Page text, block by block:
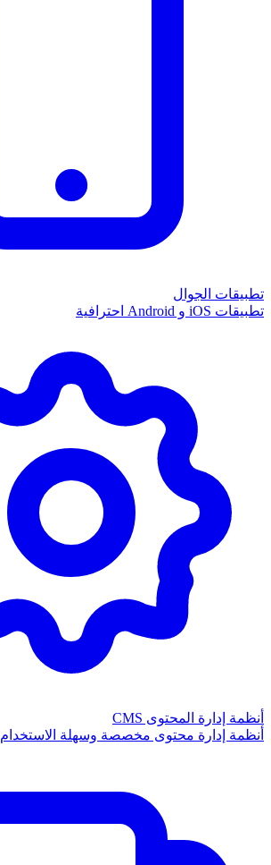
تطبيقات الجوال
تطبيقات iOS و Android احترافية
أنظمة إدارة المحتوى CMS
أنظمة إدارة محتوى مخصصة وسهلة الاستخدام